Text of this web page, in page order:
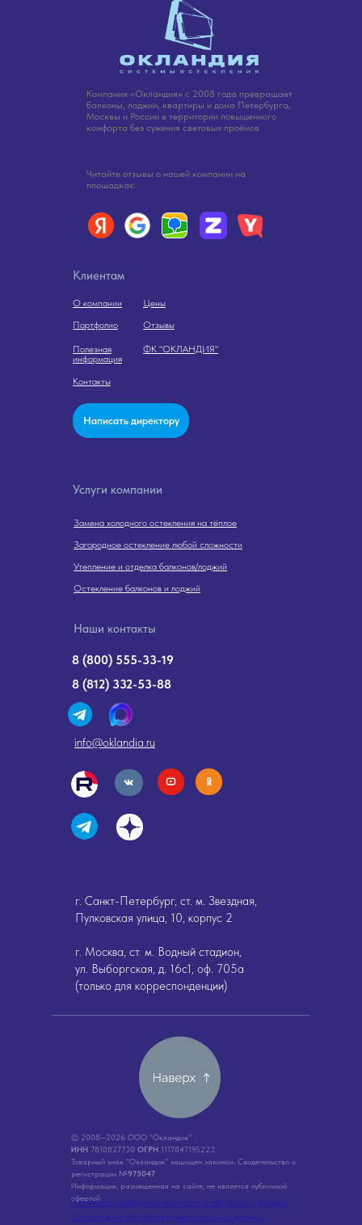
Компания «Окландия» с 2008 года превращает
балконы, лоджии, квартиры и дома Петербурга,
Москвы и России в территории повышенного
комфорта без сужения световых проёмов
Замена холодного остекления на тёплое
Загородное остекление любой сложности
Утепление и отделка балконов/лоджий
Остекление балконов и лоджий
г. Санкт-Петербург, ст. м. Звездная,
Пулковская улица, 10, корпус 2
г. Москва, ст. м. Водный стадион,
ул. Выборгская, д. 16с1, оф. 705а
(только для корреспонденции)
Наши контакты
8 (800) 555-33-19
8 (812) 332-53-88
info@oklandia.ru
Услуги компании
Клиентам
© 2008—2026 ООО "Окландия"
ИНН 7810827730 ОГРН 1117847195223
Товарный знак "Окландия" защищен законом. Свидетельство о
регистрации №975047
Информация, размещенная на сайте, не является публичной
офертой
Политика конфиденциальности и обработки данных
Согласие на обработку персональных данных
Читайте отзывы о нашей компании на
площадках:
Написать директору
О компании
Портфолио
Отзывы
Полезная
информация
ФК "ОКЛАНДИЯ"
Цены
Контакты